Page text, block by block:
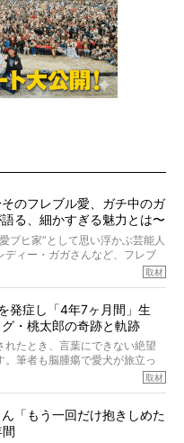
そのフレブル愛、ガチ中のガ
る、細かすぎる魅力とは〜
ブヒ家”として思い浮かぶ芸能人
ディー・ガガさんなど、フレブ
思います。が、ロッチ中岡さん
と、たくさんのフレブルアカウ
わが『FRENCH BULLDOG
スも、その中の一頭。
の魅力を語っていただきまし
思ってた以上！ ガチ中のガチ
取材
発症し「4年7ヶ月間」生
・桃太郎の奇跡と軌跡
たとき、言葉にできない絶望
筆者も脳腫瘍で愛犬が旅立っ
れほど厄介で困難な病気かを理
ッグの桃太郎は9歳で脳腫瘍を発
き抜いたのです。旅立ったと
取材
ん「もう一回だけ抱きしめた